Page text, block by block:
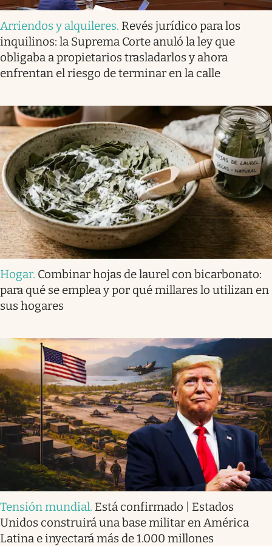
Arriendos y alquileres. Revés jurídico para los
inquilinos: la Suprema Corte anuló la ley que
obligaba a propietarios trasladarlos y ahora
enfrentan el riesgo de terminar en la calle
Hogar. Combinar hojas de laurel con bicarbonato:
para qué se emplea y por qué millares lo utilizan en
sus hogares
Tensión mundial. Está confirmado | Estados
Unidos construirá una base militar en América
Latina e inyectará más de 1.000 millones